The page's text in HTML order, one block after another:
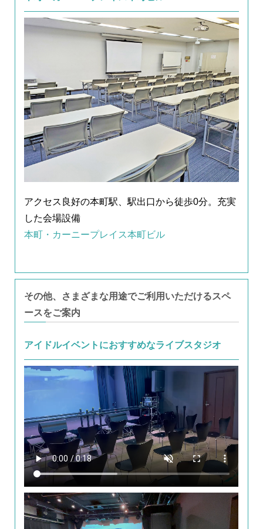
アクセス良好の本町駅、駅出口から徒歩0分。充実
した会場設備
本町・カーニープレイス本町ビル
その他、さまざまな用途でご利用いただけるスペ
ースをご案内
アイドルイベントにおすすめなライブスタジオ